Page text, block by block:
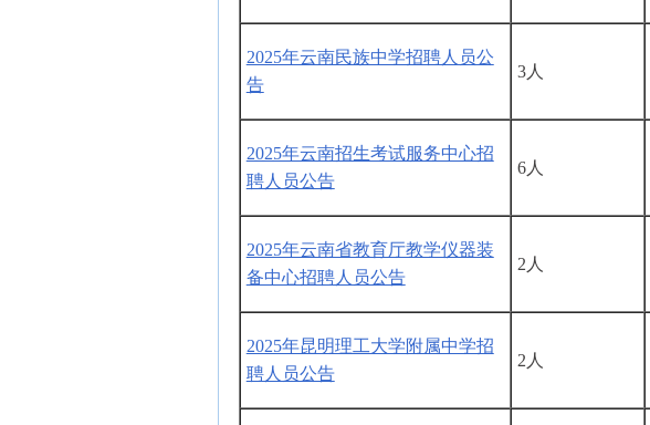
2025年云南民族中学招聘人员公
告
3人
2025年云南招生考试服务中心招
聘人员公告
6人
2025年云南省教育厅教学仪器装
备中心招聘人员公告
2人
2025年昆明理工大学附属中学招
聘人员公告
2人